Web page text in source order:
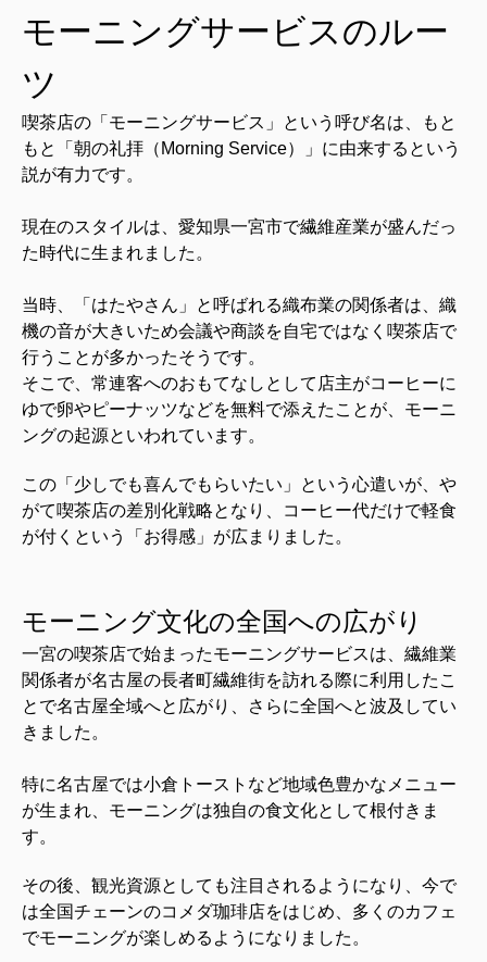
モーニングサービスのルー
ツ
喫茶店の「モーニングサービス」という呼び名は、もと
もと「朝の礼拝（Morning Service）」に由来するという
説が有力です。
現在のスタイルは、愛知県一宮市で繊維産業が盛んだっ
た時代に生まれました。
当時、「はたやさん」と呼ばれる織布業の関係者は、織
機の音が大きいため会議や商談を自宅ではなく喫茶店で
行うことが多かったそうです。
そこで、常連客へのおもてなしとして店主がコーヒーに
ゆで卵やピーナッツなどを無料で添えたことが、モーニ
ングの起源といわれています。
この「少しでも喜んでもらいたい」という心遣いが、や
がて喫茶店の差別化戦略となり、コーヒー代だけで軽食
が付くという「お得感」が広まりました。
モーニング文化の全国への広がり
一宮の喫茶店で始まったモーニングサービスは、繊維業
関係者が名古屋の長者町繊維街を訪れる際に利用したこ
とで名古屋全域へと広がり、さらに全国へと波及してい
きました。
特に名古屋では小倉トーストなど地域色豊かなメニュー
が生まれ、モーニングは独自の食文化として根付きま
す。
その後、観光資源としても注目されるようになり、今で
は全国チェーンのコメダ珈琲店をはじめ、多くのカフェ
でモーニングが楽しめるようになりました。